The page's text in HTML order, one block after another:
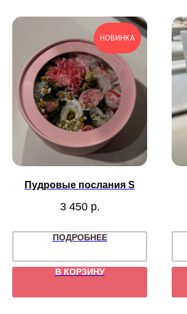
НОВИНКА
Пудровые послания S
3 450 р.
ПОДРОБНЕЕ
В КОРЗИНУ